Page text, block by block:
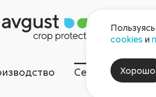
Сервисы
cookies и
Хорошо